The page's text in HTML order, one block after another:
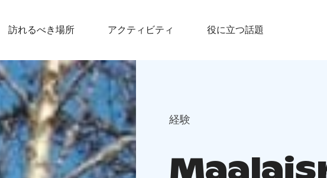
訪れるべき場所 アクティビティ 役に立つ話題
経験